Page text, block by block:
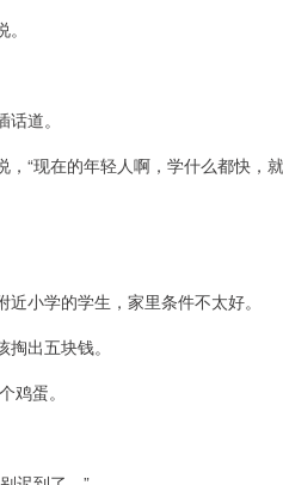
道。
“现在的年轻人啊，学什么都快，
小学的学生，家里条件不太好。
出五块钱。
鸡蛋。